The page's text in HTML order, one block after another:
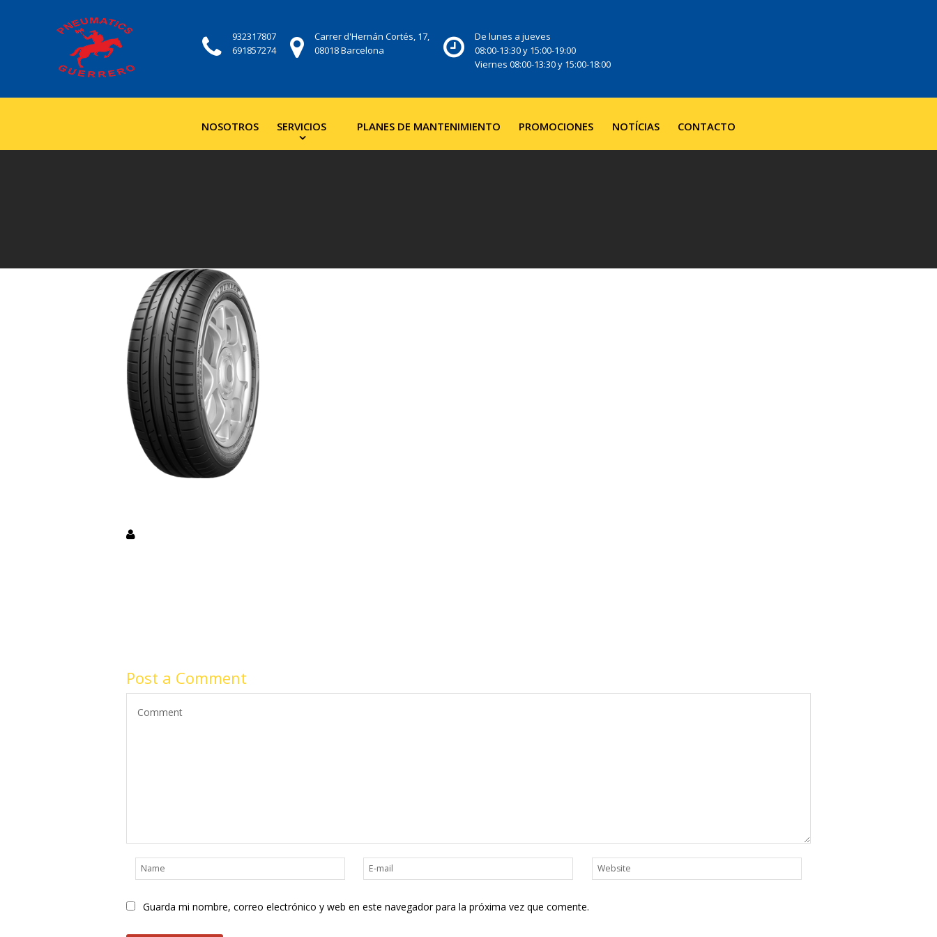
932317807
691857274
Carrer d'Hernán Cortés, 17,
08018 Barcelona
De lunes a jueves
08:00-13:30 y 15:00-19:00
Viernes 08:00-13:30 y 15:00-18:00
NOSOTROS SERVICIOS PLANES DE MANTENIMIENTO PROMOCIONES NOTÍCIAS CONTACTO
Post a Comment
Guarda mi nombre, correo electrónico y web en este navegador para la próxima vez que comente.